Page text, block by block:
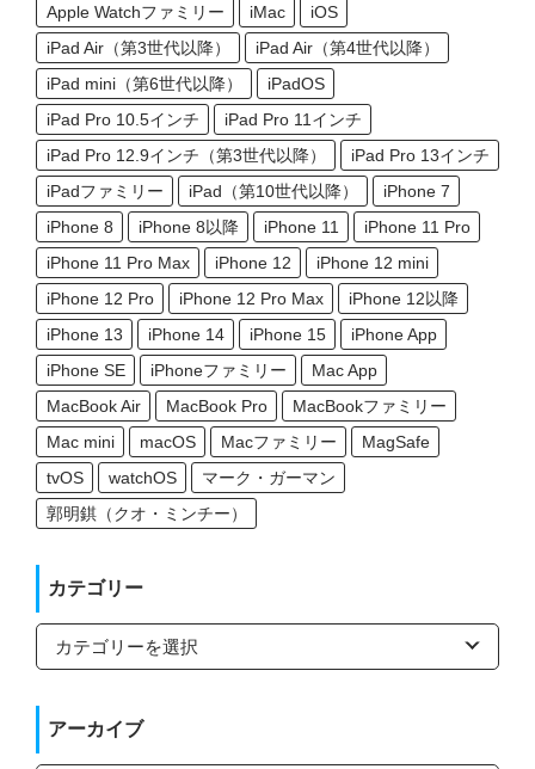
Apple Watchファミリー
iMac
iOS
iPad Air（第3世代以降）
iPad Air（第4世代以降）
iPad mini（第6世代以降）
iPadOS
iPad Pro 10.5インチ
iPad Pro 11インチ
iPad Pro 12.9インチ（第3世代以降）
iPad Pro 13インチ
iPadファミリー
iPad（第10世代以降）
iPhone 7
iPhone 8
iPhone 8以降 iPhone 11
iPhone 11 Pro
iPhone 11 Pro Max
iPhone 12
iPhone 12 mini
iPhone 12 Pro
iPhone 12 Pro Max
iPhone 12以降
iPhone 13
iPhone 14 iPhone 15
iPhone App
iPhone SE
iPhoneファミリー
Mac App
MacBook Air
MacBook Pro
MacBookファミリー
Mac mini
macOS Macファミリー
MagSafe
tvOS
watchOS
マーク・ガーマン
郭明錤（クオ・ミンチー）
カテゴリー
カ
ゴ
ー
アーカイブ
ア